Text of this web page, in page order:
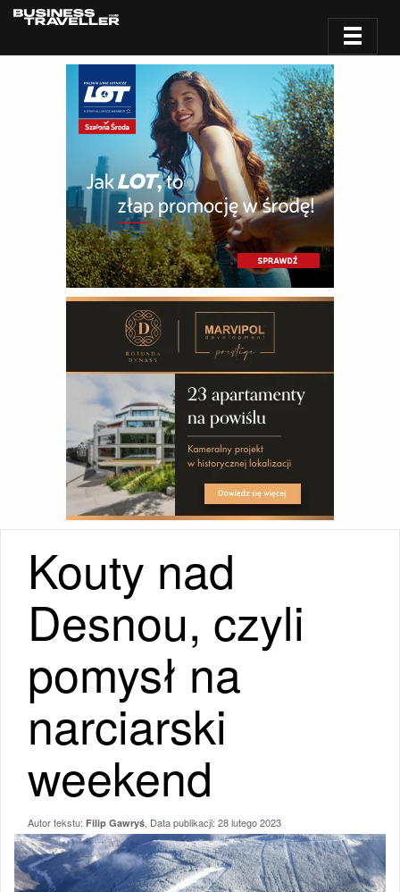
Kouty nad
Desnou, czyli
pomysł na
narciarski
weekend
Autor tekstu: Filip Gawryś , Data publikacji: 28 lutego 2023